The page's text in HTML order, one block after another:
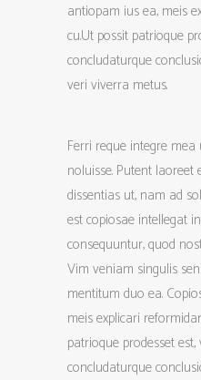
antiopam ius ea, meis
cu.Ut possit patrioque
concludaturque
veri viverra metus.
Ferri reque integre
noluisse. Putent laoreet
dissentias ut, nam ad
est copiosae intellegat
consequuntur, quod
Vim veniam singulis
mentitum duo ea.
meis explicari
patrioque prodesset
concludaturque